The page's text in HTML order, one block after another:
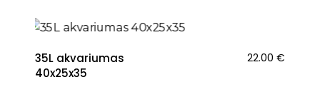
35L akvariumas
40x25x35
22.00 €